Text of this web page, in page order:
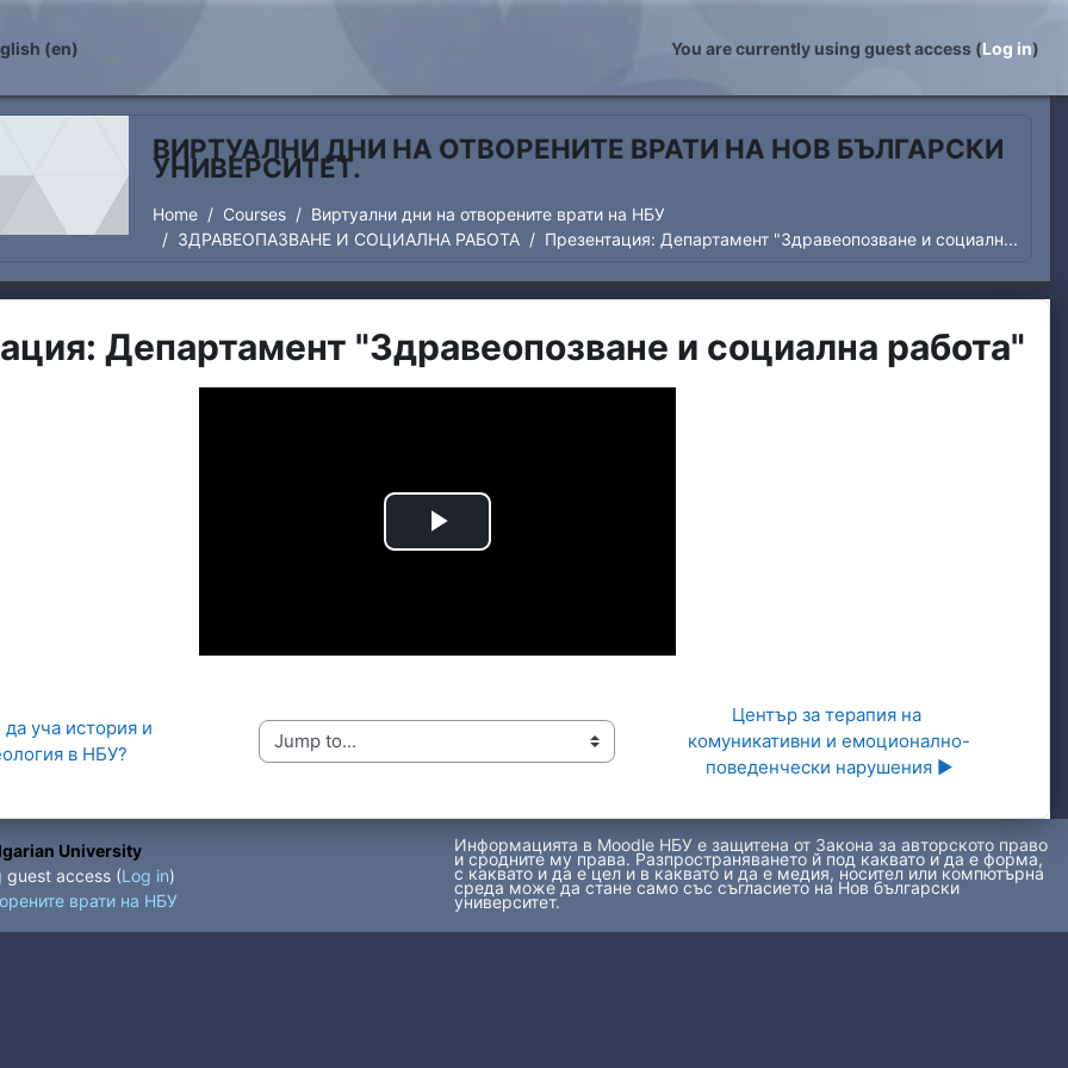
‎(en)‎ You are currently using guest access (Log in)
ВИРТУАЛНИ ДНИ НА ОТВОРЕНИТЕ ВРАТИ НА НОВ БЪЛГАРСКИ
УНИВЕРСИТЕТ.
Home Courses
Виртуални дни на отворените врати на НБУ
ЗДРАВЕОПАЗВАНЕ И СОЦИАЛНА РАБОТА
Презентация: Департамент "Здравеопозване и социалн...
Департамент "Здравеопозване и социална работа"
P
a
V
i
d
e
уча история и
в НБУ?
Jump to...
Център за терапия на
комуникативни и емоционално-
поведенчески нарушения ▶︎
Информацията в Moodle НБУ е защитена от Закона за авторското право
и сродните му права. Разпространяването й под каквато и да е форма,
с каквато и да е цел и в каквато и да е медия, носител или компютърна
среда може да стане само със съгласието на Нов български
университет.
University
guest access (Log in)
врати на НБУ